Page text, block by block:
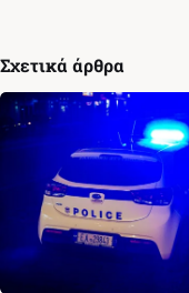
Σχετικά άρθρα